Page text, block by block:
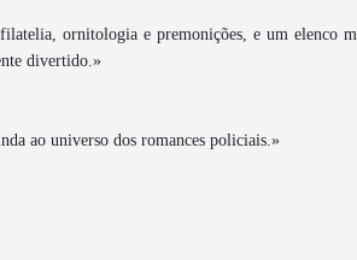
ornitologia e premonições, e um elenco
divertido.»
ao universo dos romances policiais.»